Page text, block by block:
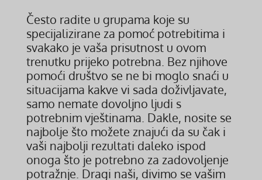
Često radite u grupama koje su
specijalizirane za pomoć potrebitima i
svakako je vaša prisutnost u ovom
trenutku prijeko potrebna. Bez njihove
pomoći društvo se ne bi moglo snaći u
situacijama kakve vi sada doživljavate,
samo nemate dovoljno ljudi s
potrebnim vještinama. Dakle, nosite se
najbolje što možete znajući da su čak i
vaši najbolji rezultati daleko ispod
onoga što je potrebno za zadovoljenje
potražnje. Dragi naši, divimo se vašim